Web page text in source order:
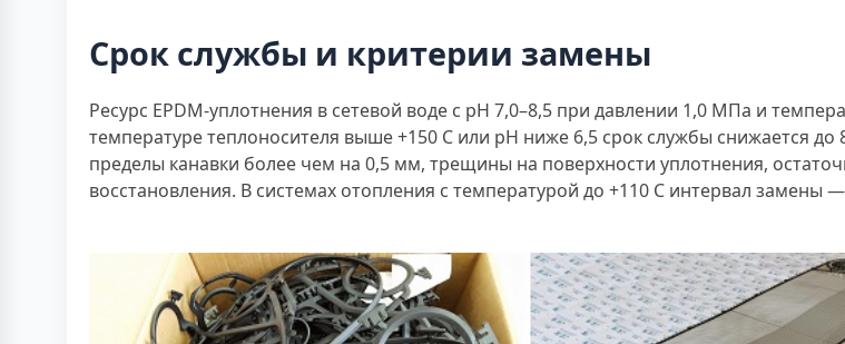
Срок службы и критерии замены
Ресурс EPDM-уплотнения в сетевой воде с рН 7,0–8,5 при давлении 1,0 МПа и
температуре теплоносителя выше +150 С или рН ниже 6,5 срок службы снижается
пределы канавки более чем на 0,5 мм, трещины на поверхности уплотнения,
восстановления. В системах отопления с температурой до +110 С интервал замены —